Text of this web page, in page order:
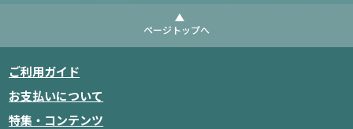
ページトップへ
ご利用ガイド
お支払いについて
特集・コンテンツ